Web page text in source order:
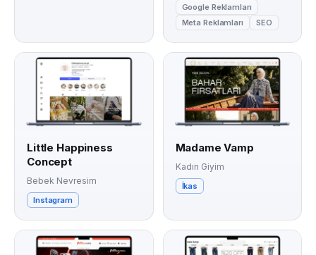
Google Reklamları
Meta Reklamları
SEO
Little Happiness
Concept
Bebek Nevresim
Instagram
Madame Vamp
Kadın Giyim
İkas